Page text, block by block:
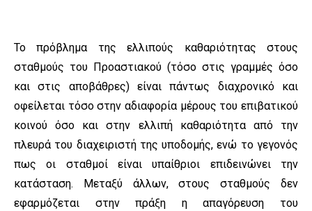
Το πρόβλημα της ελλιπούς καθαριότητας στους
σταθμούς του Προαστιακού (τόσο στις γραμμές όσο
και στις αποβάθρες) είναι πάντως διαχρονικό και
οφείλεται τόσο στην αδιαφορία μέρους του επιβατικού
κοινού όσο και στην ελλιπή καθαριότητα από την
πλευρά του διαχειριστή της υποδομής, ενώ το γεγονός
πως οι σταθμοί είναι υπαίθριοι επιδεινώνει την
κατάσταση. Μεταξύ άλλων, στους σταθμούς δεν
εφαρμόζεται στην πράξη η απαγόρευση του